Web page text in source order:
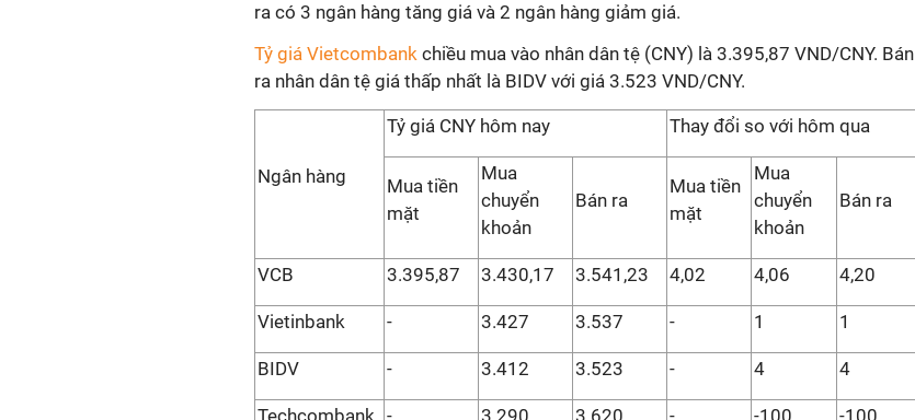
ra có 3 ngân hàng tăng giá và 2 ngân hàng giảm giá.
Tỷ giá Vietcombank chiều mua vào nhân dân tệ (CNY) là 3.395,87 VND/CNY. Bán
ra nhân dân tệ giá thấp nhất là BIDV với giá 3.523 VND/CNY.
Ngân hàng
Tỷ giá CNY hôm nay Thay đổi so với hôm qua
Mua tiền
mặt
Mua
chuyển
khoản
Bán ra
Mua tiền
mặt
Mua
chuyển
khoản
Bán ra
VCB 3.395,87 3.430,17 3.541,23 4,02 4,06 4,20
Vietinbank - 3.427 3.537 - 1 1
BIDV - 3.412 3.523 - 4 4
Techcombank - 3.290 3.620 - -100 -100